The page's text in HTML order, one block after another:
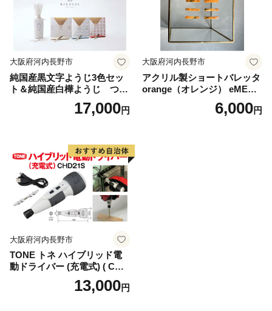
大阪府河内長野市
純国産黒文字ようじ3色セッ
ト＆純国産白樺ようじ つま
17,000円
大阪府河内長野市
アクリル製ショートバレッタ
orange（オレンジ） eME b
arretta 2 short 髪留め ヘアク
リップ ヘアアクセサリー こ
6,000円
大阪府河内長野市
TONE トネ ハイブリッド電
動ドライバー (充電式) ( CHD
21S ) 15001-40000406 ｜ 工
具 整備士 自動車 バイク DIY
13,000円